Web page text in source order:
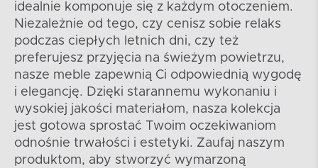
idealnie komponuje się z każdym otoczeniem.
Niezależnie od tego, czy cenisz sobie relaks
podczas ciepłych letnich dni, czy też
preferujesz przyjęcia na świeżym powietrzu,
nasze meble zapewnią Ci odpowiednią wygodę
i elegancję. Dzięki starannemu wykonaniu i
wysokiej jakości materiałom, nasza kolekcja
jest gotowa sprostać Twoim oczekiwaniom
odnośnie trwałości i estetyki. Zaufaj naszym
produktom, aby stworzyć wymarzoną